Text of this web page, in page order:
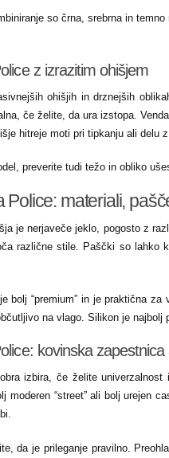
so črna, srebrna in
z izrazitim ohišjem
ohišjih in drznejših
če želite, da ura izstopa.
hitreje moti pri tipkanju ali delu z
preverite tudi težo in obliko
Police: materiali,
je nerjaveče jeklo, pogosto z
različne stile. Paščki so lahko
bolj “premium” in je praktična
na vlago. Silikon je najbolj
kovinska zapestnica
izbira, če želite
moderen “street” ali bolj urejen
da je prileganje pravilno.